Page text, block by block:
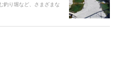
釣り堀など、さまざまな